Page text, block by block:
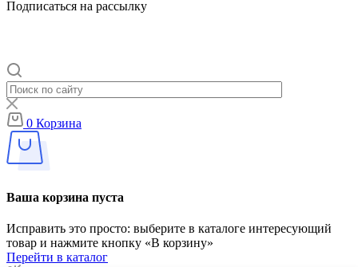
Подписаться на рассылку
0 Корзина
Ваша корзина пуста
Исправить это просто: выберите в каталоге интересующий
товар и нажмите кнопку «В корзину»
Перейти в каталог